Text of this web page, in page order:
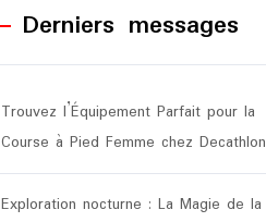
Derniers messages
Trouvez l’Équipement Parfait pour la
Course à Pied Femme chez Decathlon
Exploration nocturne : La Magie de la